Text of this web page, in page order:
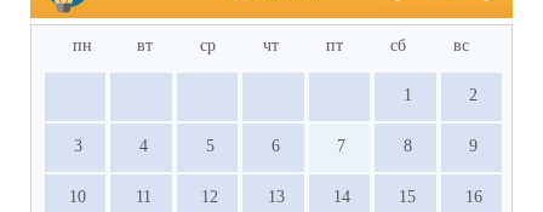
пн вт ср чт пт сб вс
1 2
3 4 5 6 7 8 9
10 11 12 13 14 15 16